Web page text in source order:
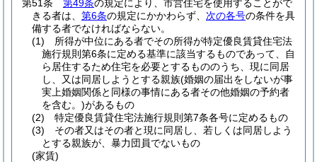
第51条
第49条の規定により、市営住宅を使用することがで
きる者は、 第6条の規定にかかわらず、 次の各号の条件を具
備する者でなければならない。
(1)
所得が中位にある者でその所得が特定優良賃貸住宅法
施行規則第6条に定める基準に該当するものであって、自
ら居住するため住宅を必要とするもののうち、現に同居
し、又は同居しようとする親族(婚姻の届出をしないが事
実上婚姻関係と同様の事情にある者その他婚姻の予約者
を含む。)があるもの
(2)
特定優良賃貸住宅法施行規則第7条各号に定めるもの
(3)
その者又はその者と現に同居し、若しくは同居しよう
とする親族が、暴力団員でないもの
(家賃)